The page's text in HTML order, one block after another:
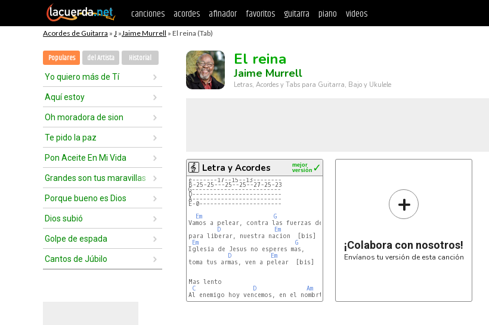
canciones acordes afinador favoritos guitarra piano videos
Acordes de Guitarra » J »Jaime Murrell » El reina (Tab)
Populares del Artista Historial
Yo quiero más de Tí
Aquí estoy
Oh moradora de sion
Te pido la paz
Pon Aceite En Mi Vida
Grandes son tus maravillas
Porque bueno es Dios
Dios subió
Golpe de espada
Cantos de Júbilo
El reina
Jaime Murrell
Letras, Acordes y Tabs para Guitarra, Bajo y Ukulele
Letra y Acordes ✓
mejor
versión
e-------17--15--13--------
B-25-25---25--25--27-25-23
G-------------------------
D-------------------------
A-------------------------
E-0-----------------------
Em
G
Vamos a pelear, contra las fuerzas del mal
D
Em
para liberar, nuestra nacion  [bis]
Em
G
Iglesia de Jesus no esperes mas,
D
Em
toma tus armas, ven a pelear  [bis]
Mas lento
C
D Am
+
¡Colabora con nosotros!
Envíanos tu versión de esta canción